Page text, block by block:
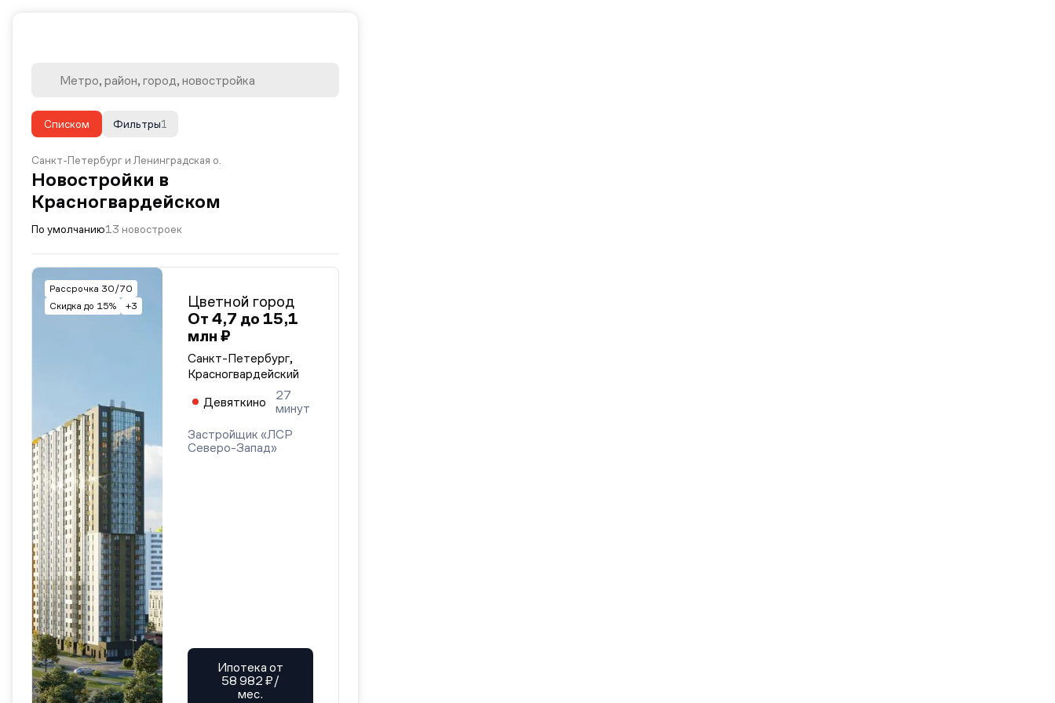
Списком 1
Фильтры
Санкт-Петербург и Ленинградская о.
Новостройки в
Красногвардейском
По умолчанию13 новостроек
Рассрочка 30/70
Скидка до 15%
+3
Цветной город
От 4,7 до 15,1
млн ₽
Санкт-Петербург,
Красногвардейский
Девяткино
27
минут
Застройщик «ЛСР
Северо-Запад»
Ипотека от
58 982 ₽/
мес.